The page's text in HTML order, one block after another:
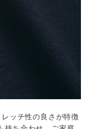
ッチ性の良さが特徴